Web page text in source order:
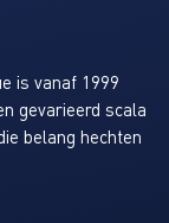
is vanaf 1999
gevarieerd scala
belang hechten